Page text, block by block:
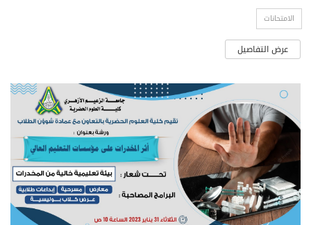
الامتحانات
عرض التفاصيل